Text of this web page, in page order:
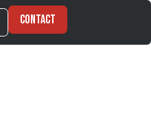
Contact